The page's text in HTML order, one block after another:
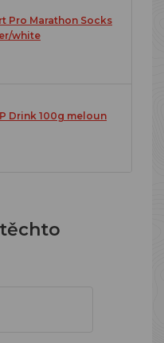
Pro Marathon Socks
white
Drink 100g meloun